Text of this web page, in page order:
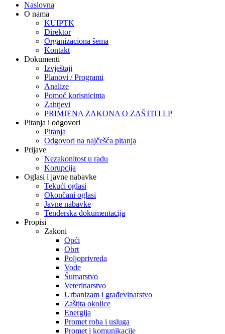
Naslovna
O nama
KUIPTK
Direktor
Organizaciona šema
Kontakt
Dokumenti
Izvještaji
Planovi / Programi
Analize
Pomoć korisnicima
Zahtjevi
PRIMJENA ZAKONA O ZAŠTITI LP
Pitanja i odgovori
Pitanja
Odgovori na najčešća pitanja
Prijave
Nezakonitost u radu
Korupcija
Oglasi i javne nabavke
Tekući oglasi
Okončani oglasi
Javne nabavke
Tenderska dokumentacija
Propisi
Zakoni
Opći
Obrt
Poljoprivreda
Vode
Šumarstvo
Veterinarstvo
Urbanizam i građevinarstvo
Zaštita okolice
Energija
Promet roba i usluga
Promet i komunikacije